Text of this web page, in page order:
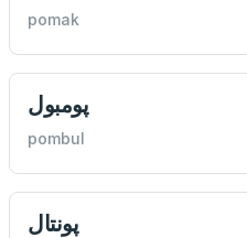
pomak
پومبول
pombul
پونتال